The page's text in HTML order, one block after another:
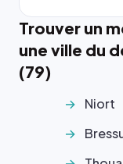
Trouver un
une ville du
(79)
Niort